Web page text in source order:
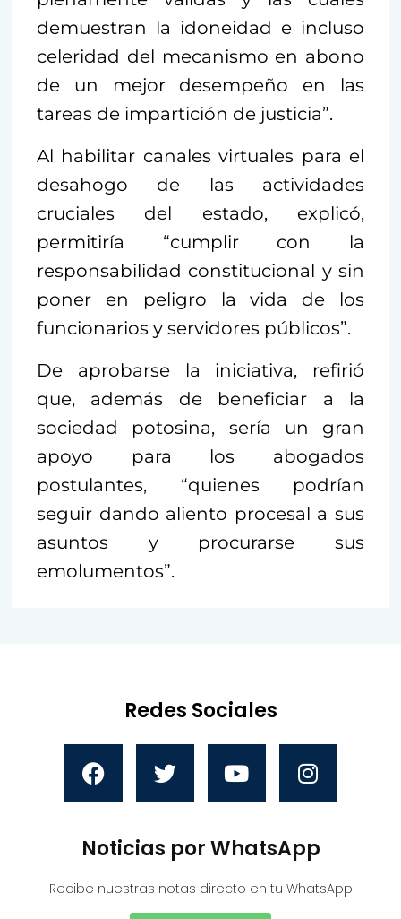
demuestran la idoneidad e incluso
celeridad del mecanismo en abono
de un mejor desempeño en las
tareas de impartición de justicia”.
Al habilitar canales virtuales para el
desahogo de las actividades
cruciales del estado, explicó,
permitiría “cumplir con la
responsabilidad constitucional y sin
poner en peligro la vida de los
funcionarios y servidores públicos”.
De aprobarse la iniciativa, refirió
que, además de beneficiar a la
sociedad potosina, sería un gran
apoyo para los abogados
postulantes, “quienes podrían
seguir dando aliento procesal a sus
asuntos y procurarse sus
emolumentos”.
Redes Sociales
Noticias por WhatsApp
Recibe nuestras notas directo en tu WhatsApp